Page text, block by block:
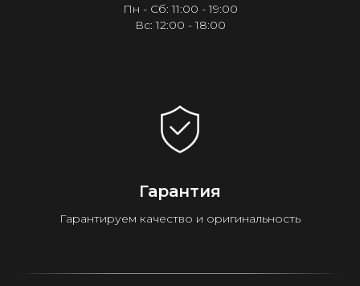
Пн - Сб: 11:00 - 19:00
Вс: 12:00 - 18:00
Гарантия
Гарантируем качество и оригинальность